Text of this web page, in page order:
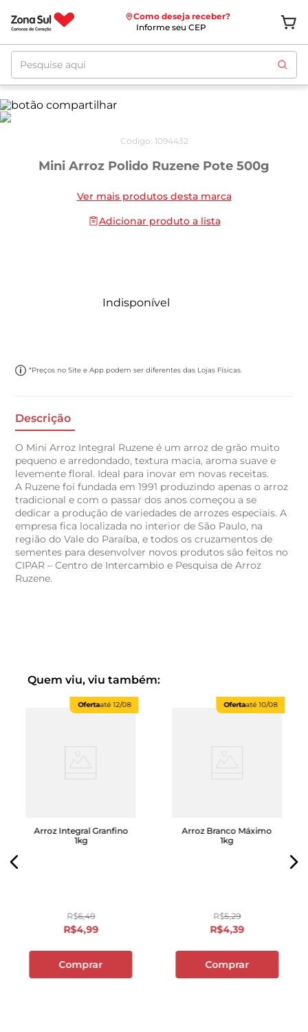
Como deseja receber?
Informe seu CEP
Pesquise aqui
Código: 1094432
Mini Arroz Polido Ruzene Pote 500g
Ver mais produtos desta marca
Adicionar produto a lista
Indisponível
*Preços no Site e App podem ser diferentes das Lojas Físicas.
Descrição
O Mini Arroz Integral Ruzene é um arroz de grão muito
pequeno e arredondado, textura macia, aroma suave e
levemente floral. Ideal para inovar em novas receitas.
A Ruzene foi fundada em 1991 produzindo apenas o arroz
tradicional e com o passar dos anos começou a se
dedicar a produção de variedades de arrozes especiais. A
empresa fica localizada no interior de São Paulo, na
região do Vale do Paraíba, e todos os cruzamentos de
sementes para desenvolver novos produtos são feitos no
CIPAR – Centro de Intercambio e Pesquisa de Arroz
Ruzene.
Quem viu, viu também:
Ofertaaté12/08
Arroz Integral Granfino
1kg
R$6,49
R$4,99
Comprar
Ofertaaté10/08
Arroz Branco Máximo
1kg
R$5,29
R$4,39
Comprar